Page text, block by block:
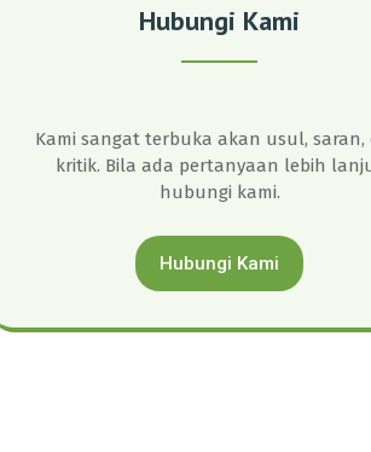
Hubungi Kami
Kami sangat terbuka akan usul, saran,
kritik. Bila ada pertanyaan lebih
hubungi kami.
Hubungi Kami